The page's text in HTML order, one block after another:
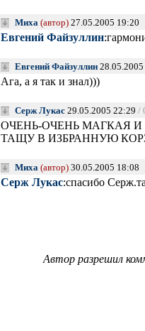
Миха (автор) 27.05.2005 19:20
Евгений Файзуллин
Евгений Файзуллин
Ага, а я так и знал)))
Серж Лукас 29.05.2005 22:29 /
ОЧЕНЬ-ОЧЕНЬ МАГКАЯ И
ТАЩУ В ИЗБРАННУЮ
Миха (автор) 30.05.2005 18:08
Серж Лукас:спасибо
Автор разрешил